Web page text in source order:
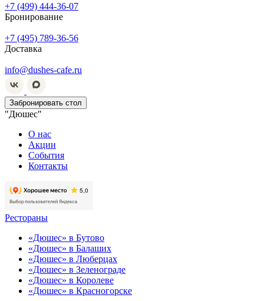
+7 (499) 444-36-07
Бронирование
+7 (495) 789-36-56
Доставка
info@dushes-cafe.ru
Забронировать стол
"Дюшес"
О нас
Акции
События
Контакты
Рестораны
«Дюшес» в Бутово
«Дюшес» в Балаших
«Дюшес» в Люберцах
«Дюшес» в Зеленограде
«Дюшес» в Королеве
«Дюшес» в Красногорске